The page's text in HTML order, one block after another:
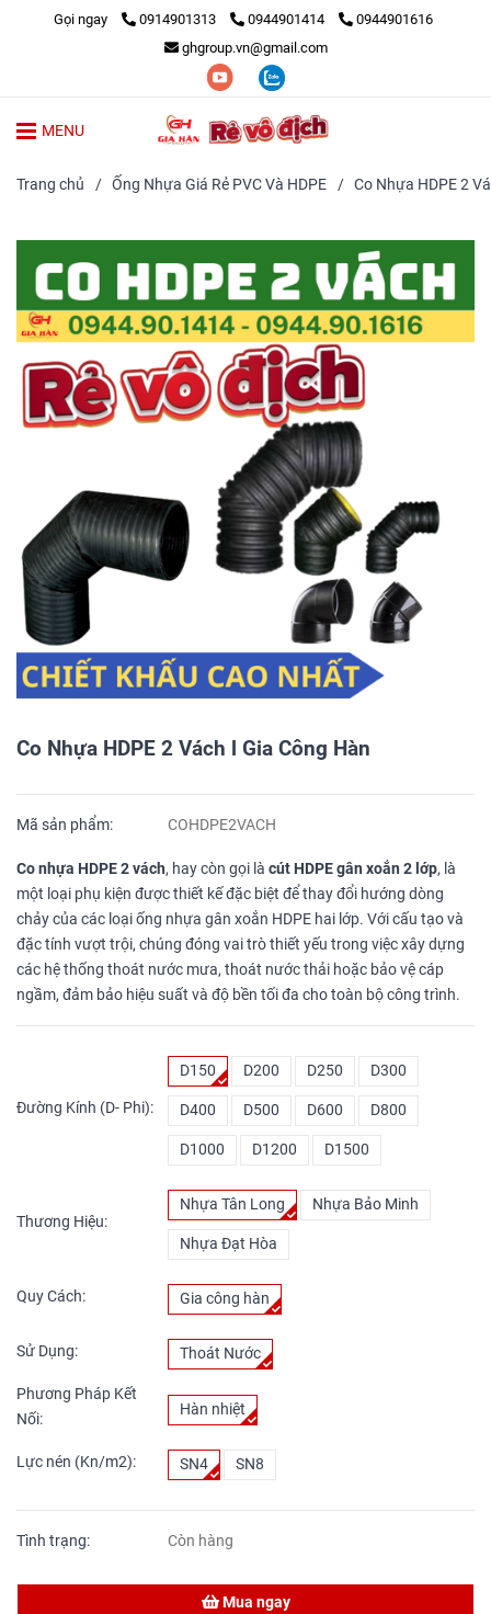
Gọi ngay 0914901313 0944901414
0944901616
ghgroup.vn@gmail.com
MENU
Trang chủ / Ống Nhựa Giá Rẻ PVC Và HDPE / Co Nhựa HDPE 2
Co Nhựa HDPE 2 Vách l Gia Công Hàn
Mã sản phẩm: COHDPE2VACH
Co nhựa HDPE 2 vách, hay còn gọi là cút HDPE gân xoắn 2 lớp, là
một loại phụ kiện được thiết kế đặc biệt để thay đổi hướng dòng
chảy của các loại ống nhựa gân xoắn HDPE hai lớp. Với cấu tạo và
đặc tính vượt trội, chúng đóng vai trò thiết yếu trong việc xây dựng
các hệ thống thoát nước mưa, thoát nước thải hoặc bảo vệ cáp
ngầm, đảm bảo hiệu suất và độ bền tối đa cho toàn bộ công trình.
Đường Kính (D- Phi):
D150 D200 D250 D300
D400 D500 D600 D800
D1000 D1200 D1500
Thương Hiệu:
Nhựa Tân Long Nhựa Bảo Minh
Nhựa Đạt Hòa
Quy Cách: Gia công hàn
Sử Dụng: Thoát Nước
Phương Pháp Kết
Nối:
Hàn nhiệt
Lực nén (Kn/m2): SN4 SN8
Tình trạng: Còn hàng
Mua ngay